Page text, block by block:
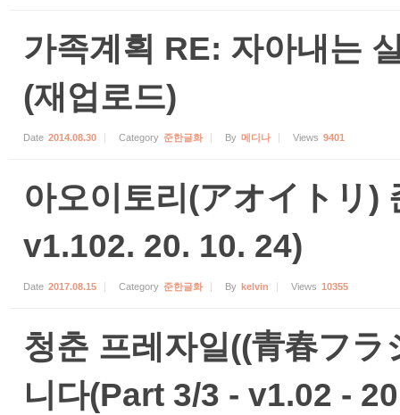
가족계획 RE: 자아내는
(재업로드)
Date 2014.08.30 Category 준한글화 By 메디나 Views 9401
아오이토리(アオイトリ)
v1.102. 20. 10. 24)
Date 2017.08.15 Category 준한글화 By kelvin Views 10355
청춘 프레자일((青春フ
니다(Part 3/3 - v1.02 -